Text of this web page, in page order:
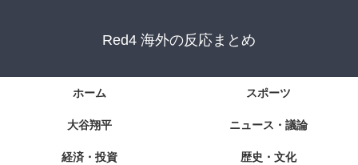
Red4 海外の反応まとめ
ホーム スポーツ
大谷翔平 ニュース・議論
経済・投資 歴史・文化